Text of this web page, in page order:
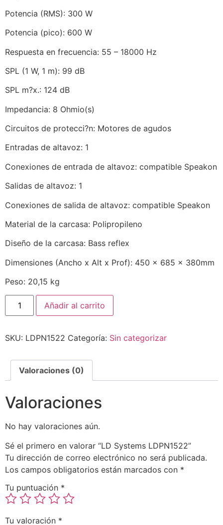
Potencia (RMS): 300 W
Potencia (pico): 600 W
Respuesta en frecuencia: 55 – 18000 Hz
SPL (1 W, 1 m): 99 dB
SPL m?x.: 124 dB
Impedancia: 8 Ohmio(s)
Circuitos de protecci?n: Motores de agudos
Entradas de altavoz: 1
Conexiones de entrada de altavoz: compatible Speakon
Salidas de altavoz: 1
Conexiones de salida de altavoz: compatible Speakon
Material de la carcasa: Polipropileno
Diseño de la carcasa: Bass reflex
Dimensiones (Ancho x Alt x Prof): 450 x 685 x 380mm
Peso: 20,15 kg
Añadir al carrito
SKU: LDPN1522 Categoría: Sin categorizar
Valoraciones (0)
Valoraciones
No hay valoraciones aún.
Sé el primero en valorar “LD Systems LDPN1522”
Tu dirección de correo electrónico no será publicada.
Los campos obligatorios están marcados con *
Tu puntuación *
Tu valoración *